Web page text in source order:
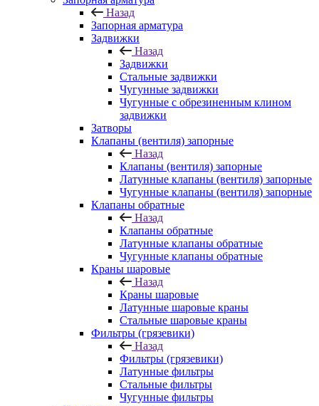
Назад
Запорная арматура
Задвижки
Назад
Задвижки
Стальные задвижки
Чугунные задвижки
Чугунные с обрезиненным клином
задвижки
Затворы
Клапаны (вентиля) запорные
Назад
Клапаны (вентиля) запорные
Латунные клапаны (вентиля) запорные
Чугунные клапаны (вентиля) запорные
Клапаны обратные
Назад
Клапаны обратные
Латунные клапаны обратные
Чугунные клапаны обратные
Краны шаровые
Назад
Краны шаровые
Латунные шаровые краны
Стальные шаровые краны
Фильтры (грязевики)
Назад
Фильтры (грязевики)
Латунные фильтры
Стальные фильтры
Чугунные фильтры